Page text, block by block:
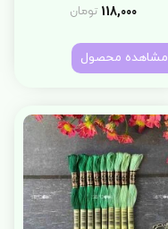
118,000 تومان
مشاهده محصول